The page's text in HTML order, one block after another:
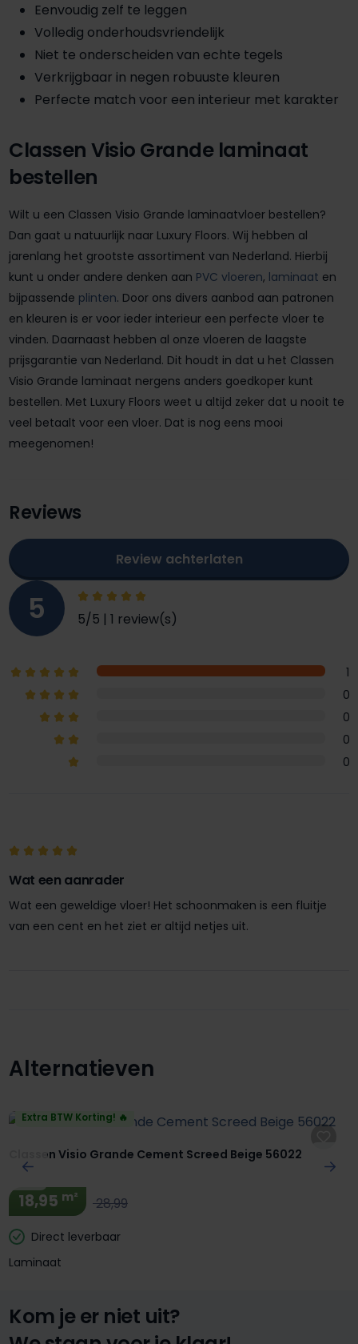
Eenvoudig zelf te leggen
Volledig onderhoudsvriendelijk
Niet te onderscheiden van echte tegels
Verkrijgbaar in negen robuuste kleuren
Perfecte match voor een interieur met karakter
Classen Visio Grande laminaat
bestellen
Wilt u een Classen Visio Grande laminaatvloer bestellen?
Dan gaat u natuurlijk naar Luxury Floors. Wij hebben al
jarenlang het grootste assortiment van Nederland. Hierbij
kunt u onder andere denken aan PVC vloeren, laminaat en
bijpassende plinten. Door ons divers aanbod aan patronen
en kleuren is er voor ieder interieur een perfecte vloer te
vinden. Daarnaast hebben al onze vloeren de laagste
prijsgarantie van Nederland. Dit houdt in dat u het Classen
Visio Grande laminaat nergens anders goedkoper kunt
bestellen. Met Luxury Floors weet u altijd zeker dat u nooit te
veel betaalt voor een vloer. Dat is nog eens mooi
meegenomen!
Reviews
5 5/5 | 1 review(s)
Review achterlaten
1
0
0
0
0
Wat een aanrader
Wat een geweldige vloer! Het schoonmaken is een fluitje
van een cent en het ziet er altijd netjes uit.
Productgalerij overslaan
Alternatieven
Extra BTW Korting! 🔥
Classen Visio Grande Cement Screed Beige 56022
18,95 m² 28,99
Direct leverbaar
Laminaat
Kom je er niet uit?